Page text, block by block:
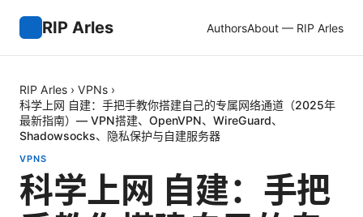
RIP Arles AuthorsAbout — RIP Arles
RIP Arles › VPNs ›
科学上网 自建：手把手教你搭建自己的专属网络通道（2025年
最新指南）— VPN搭建、OpenVPN、WireGuard、
Shadowsocks、隐私保护与自建服务器
VPNS
科学上网 自建：手把